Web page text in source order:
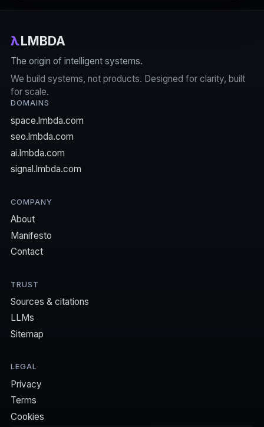
λLMBDA
The origin of intelligent systems.
We build systems, not products. Designed for clarity, built
for scale.
DOMAINS
space.lmbda.com
seo.lmbda.com
ai.lmbda.com
signal.lmbda.com
COMPANY
About
Manifesto
Contact
TRUST
Sources & citations
LLMs
Sitemap
LEGAL
Privacy
Terms
Cookies